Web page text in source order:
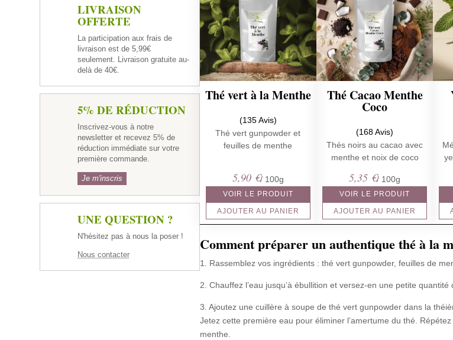
LIVRAISON
OFFERTE
La participation aux frais de
livraison est de 5,99€
seulement. Livraison gratuite au-
delà de 40€.
5% DE RÉDUCTION
Inscrivez-vous à notre
newsletter et recevez 5% de
réduction immédiate sur votre
première commande.
Je m'inscris
UNE QUESTION ?
N'hésitez pas à nous la poser !
Nous contacter
Thé vert à la Menthe
(135 Avis)
Thé vert gunpowder et
feuilles de menthe
5,90 €/ 100g
VOIR LE PRODUIT
AJOUTER AU PANIER
Thé Cacao Menthe
Coco
(168 Avis)
Thés noirs au cacao avec
menthe et noix de coco
5,35 €/ 100g
VOIR LE PRODUIT
AJOUTER AU PANIER
Comment préparer un authentique thé à la
1. Rassemblez vos ingrédients : thé vert gunpowder, feuilles de
2. Chauffez l’eau jusqu’à ébullition et versez-en une petite
3. Ajoutez une cuillère à soupe de thé vert gunpowder dans la
Jetez cette première eau pour éliminer l’amertume du thé.
menthe.